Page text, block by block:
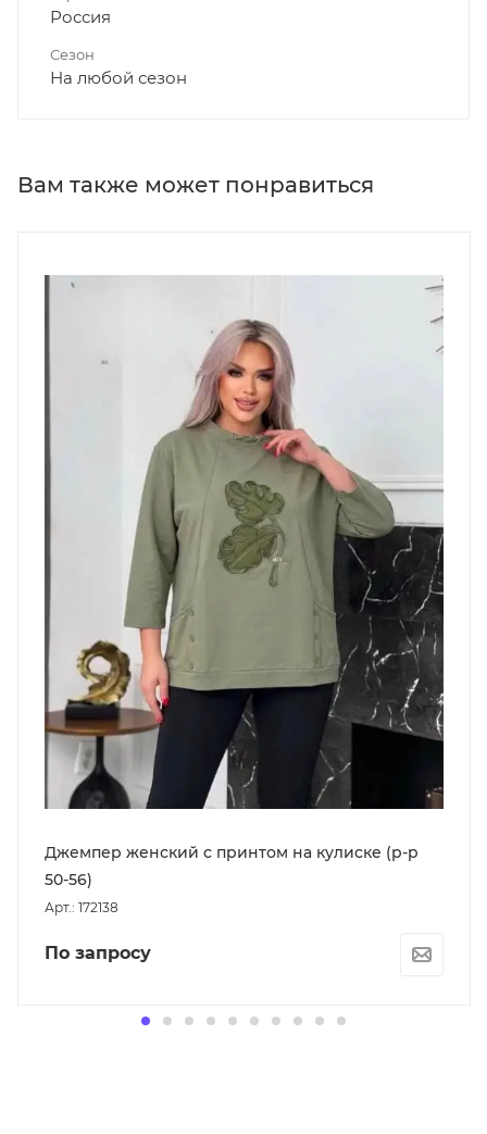
Россия
Сезон
На любой сезон
Вам также может понравиться
Джемпер женский с принтом на кулиске (р-р
50-56)
Арт.: 172138
По запросу